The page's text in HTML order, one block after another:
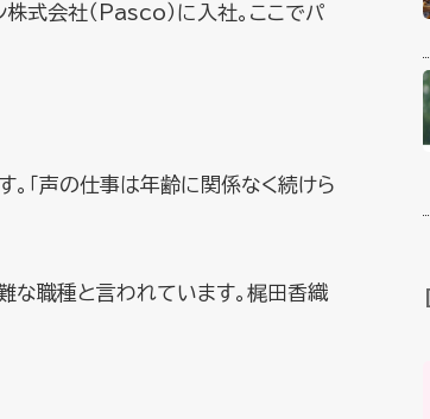
式会社（Pasco）に入社。ここでパ
「声の仕事は年齢に関係なく続けら
な職種と言われています。梶田香織